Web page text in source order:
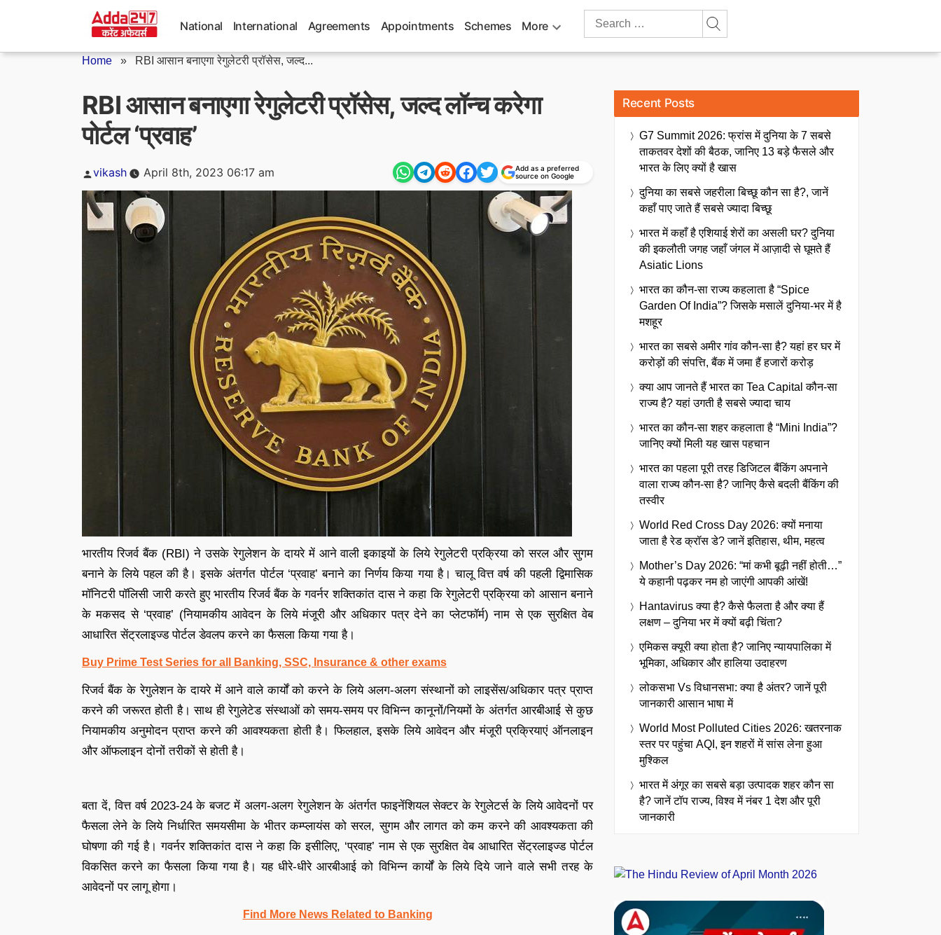
National International Agreements Appointments Schemes More
Search
Home » RBI आसान बनाएगा रेगुलेटरी प्रॉसेस, जल्‍द...
RBI आसान बनाएगा रेगुलेटरी प्रॉसेस, जल्‍द लॉन्‍च करेगा
पोर्टल ‘प्रवाह’
Posted
vikash April 8th, 2023 06:17 am
Add as a preferred
source on Google
भारतीय रिजर्व बैंक (RBI) ने उसके रेगुलेशन के दायरे में आने वाली इकाइयों के लिये रेगुलेटरी प्रक्रिया को सरल और सुगम
बनाने के लिये पहल की है। इसके अंतर्गत पोर्टल ‘प्रवाह’ बनाने का निर्णय किया गया है। चालू वित्त वर्ष की पहली द्विमासिक
मॉनिटरी पॉलिसी जारी करते हुए भारतीय रिजर्व बैंक के गवर्नर शक्तिकांत दास ने कहा कि रेगुलेटरी प्रक्रिया को आसान बनाने
के मकसद से ‘प्रवाह’ (नियामकीय आवेदन के लिये मंजूरी और अधिकार पत्र देने का प्‍लेटफॉर्म) नाम से एक सुरक्षित वेब
आधारित सेंट्रलाइज्‍ड पोर्टल डेवलप करने का फैसला किया गया है।
Buy Prime Test Series for all Banking, SSC, Insurance & other exams
रिजर्व बैंक के रेगुलेशन के दायरे में आने वाले कार्यों को करने के लिये अलग-अलग संस्थानों को लाइसेंस/अधिकार पत्र प्राप्त
करने की जरूरत होती है। साथ ही रेगुलेटेड संस्थाओं को समय-समय पर विभिन्न कानूनों/नियमों के अंतर्गत आरबीआई से कुछ
नियामकीय अनुमोदन प्राप्त करने की आवश्यकता होती है। फिलहाल, इसके लिये आवेदन और मंजूरी प्रक्रियाएं ऑनलाइन
और ऑफलाइन दोनों तरीकों से होती है।
बता दें, वित्त वर्ष 2023-24 के बजट में अलग-अलग रेगुलेशन के अंतर्गत फाइनेंशियल सेक्‍टर के रेगुलेटर्स के लिये आवेदनों पर
फैसला लेने के लिये निर्धारित समयसीमा के भीतर कम्‍प्‍लायंस को सरल, सुगम और लागत को कम करने की आवश्यकता की
घोषणा की गई है। गवर्नर शक्तिकांत दास ने कहा कि इसीलिए, ‘प्रवाह’ नाम से एक सुरक्षित वेब आधारित सेंट्रलाइज्‍ड पोर्टल
विकसित करने का फैसला किया गया है। यह धीरे-धीरे आरबीआई को विभिन्न कार्यों के लिये दिये जाने वाले सभी तरह के
आवेदनों पर लागू होगा।
Find More News Related to Banking
Recent Posts
G7 Summit 2026: फ्रांस में दुनिया के 7 सबसे
ताकतवर देशों की बैठक, जानिए 13 बड़े फैसले और
भारत के लिए क्यों है खास
दुनिया का सबसे जहरीला बिच्छू कौन सा है?, जानें
कहाँ पाए जाते हैं सबसे ज्यादा बिच्छू
भारत में कहाँ है एशियाई शेरों का असली घर? दुनिया
की इकलौती जगह जहाँ जंगल में आज़ादी से घूमते हैं
Asiatic Lions
भारत का कौन-सा राज्य कहलाता है “Spice
Garden Of India”? जिसके मसालें दुनिया-भर में है
मशहूर
भारत का सबसे अमीर गांव कौन-सा है? यहां हर घर में
करोड़ों की संपत्ति, बैंक में जमा हैं हजारों करोड़
क्या आप जानते हैं भारत का Tea Capital कौन-सा
राज्य है? यहां उगती है सबसे ज्यादा चाय
भारत का कौन-सा शहर कहलाता है “Mini India”?
जानिए क्यों मिली यह खास पहचान
भारत का पहला पूरी तरह डिजिटल बैंकिंग अपनाने
वाला राज्य कौन-सा है? जानिए कैसे बदली बैंकिंग की
तस्वीर
World Red Cross Day 2026: क्यों मनाया
जाता है रेड क्रॉस डे? जानें इतिहास, थीम, महत्व
Mother’s Day 2026: “मां कभी बूढ़ी नहीं होती…”
ये कहानी पढ़कर नम हो जाएंगी आपकी आंखें!
Hantavirus क्या है? कैसे फैलता है और क्या हैं
लक्षण – दुनिया भर में क्यों बढ़ी चिंता?
एमिकस क्यूरी क्या होता है? जानिए न्यायपालिका में
भूमिका, अधिकार और हालिया उदाहरण
लोकसभा Vs विधानसभा: क्या है अंतर? जानें पूरी
जानकारी आसान भाषा में
World Most Polluted Cities 2026: खतरनाक
स्तर पर पहुंचा AQI, इन शहरों में सांस लेना हुआ
मुश्किल
भारत में अंगूर का सबसे बड़ा उत्पादक शहर कौन सा
है? जानें टॉप राज्य, विश्व में नंबर 1 देश और पूरी
जानकारी